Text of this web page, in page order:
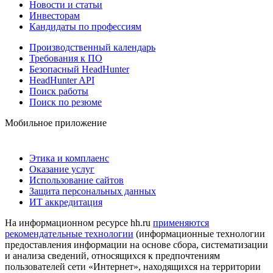
Новости и статьи
Инвесторам
Кандидаты по профессиям
Производственный календарь
Требования к ПО
Безопасный HeadHunter
HeadHunter API
Поиск работы
Поиск по резюме
Мобильное приложение
Этика и комплаенс
Оказание услуг
Использование сайтов
Защита персональных данных
ИТ аккредитация
На информационном ресурсе hh.ru применяются
рекомендательные технологии (информационные технологии
предоставления информации на основе сбора, систематизации
и анализа сведений, относящихся к предпочтениям
пользователей сети «Интернет», находящихся на территории